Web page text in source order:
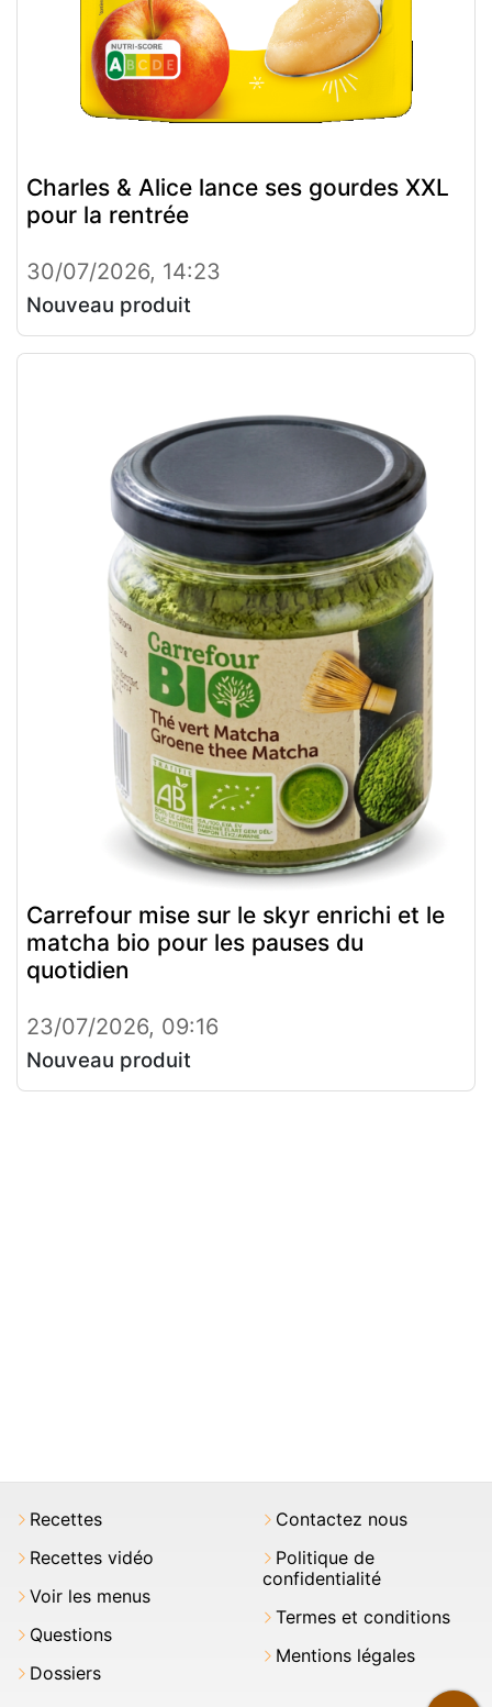
Charles & Alice lance ses gourdes XXL
pour la rentrée
30/07/2026, 14:23
Nouveau produit
Carrefour mise sur le skyr enrichi et le
matcha bio pour les pauses du
quotidien
23/07/2026, 09:16
Nouveau produit
Recettes
Recettes vidéo
Voir les menus
Questions
Dossiers
Contactez nous
Politique de
confidentialité
Termes et conditions
Mentions légales